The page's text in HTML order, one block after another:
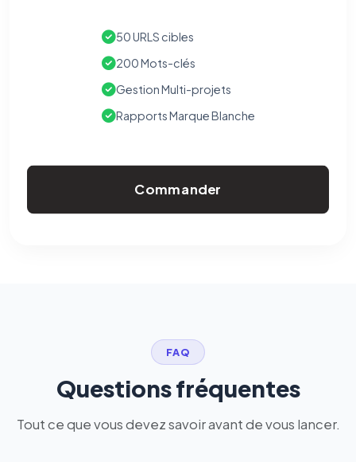
50 URLS cibles
200 Mots-clés
Gestion Multi-projets
Rapports Marque Blanche
Commander
FAQ
Questions fréquentes
Tout ce que vous devez savoir avant de vous lancer.